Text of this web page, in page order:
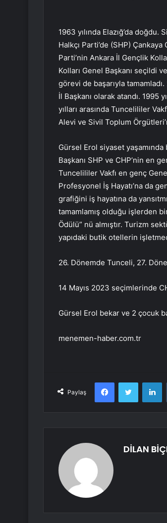
1963 yılında Elazığ’da
Halkçı Parti’de (SHP) Çankaya
Parti’nin Ankara İl Gençlik
Kolları Genel Başkanı seçildi
görevi de başarıyla
İl Başkanı olarak atandı. 1995
yılları arasında Tuncelililer
Alevi ve Sivil Toplum
Gürsel Erol siyaset
Başkanı SHP ve CHP’nin en
Tuncelililer Vakfı en genç
Profesyonel İş Hayatı’na da
grafiğini iş hayatına da
tamamlamış olduğu işlerden
Ödülü” nü almıştır. Turizm
yapıdaki butik otellerin
26. Dönemde Tunceli, 27.
14 Mayıs 2023 seçimlerinde
Gürsel Erol bekar ve 2 çocuk
menemen-haber.com.tr
Paylaş
FacebookTwitter
DİLAN